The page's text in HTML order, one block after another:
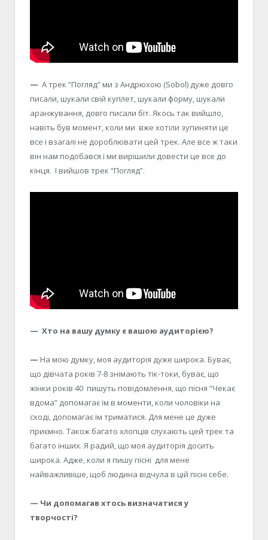
— А трек “Погляд” ми з Андрюхою (Sobol) дуже довго
писали, шукали свій куплет, шукали форму, шукали
аранжування, довго писали біт. Якось так вийшло,
навіть був момент, коли ми вже хотіли зупиняти це
все і взагалі не дороблювати цей трек. Але все ж таки
він нам подобався і ми вирішили довести це все до
кінця. І вийшов трек “Погляд”.
— Хто на вашу думку є вашою аудиторією?
— На мою думку, моя аудиторія дуже широка. Буває,
що дівчата років 7-8 знімають тік-токи, буває, що
жінки років 40 пишуть повідомлення, що пісня “Чекає
вдома” допомагає їм в моменти, коли чоловіки на
сході, допомагає їм триматися. Для мене це дуже
приємно. Також багато хлопців слухають цей трек та
багато інших. Я радий, що моя аудиторія досить
широка. Адже, коли я пишу пісні для мене
найважливіше, щоб людина відчула в цій пісні себе.
— Чи допомагав хтось визначатися у
творчості?